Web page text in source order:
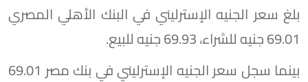
بلغ سعر الجنيه الإسترليني في البنك الأهلي المصري
69.01 جنيه للشراء، 69.93 جنيه للبيع.
بينما سجل سعر الجنيه الإسترليني في بنك مصر 69.01